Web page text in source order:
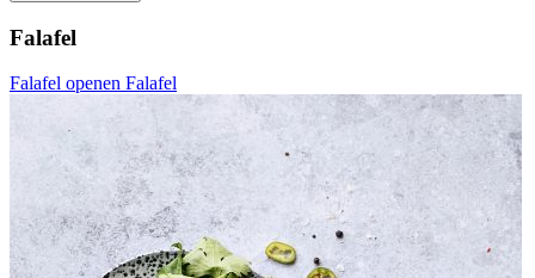
Falafel
Falafel openen Falafel